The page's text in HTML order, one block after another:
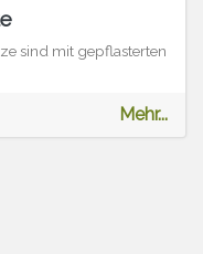
sind mit gepflasterten
Mehr...